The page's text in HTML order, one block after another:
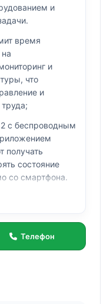
и
время
и
что
и
2 с беспроводным
получать
состояние
со смартфона.
Телефон